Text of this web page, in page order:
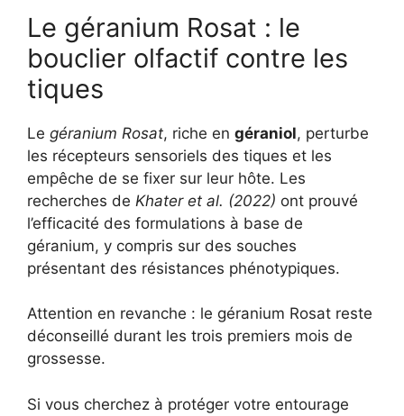
Le géranium Rosat : le
bouclier olfactif contre les
tiques
Le géranium Rosat, riche en géraniol, perturbe
les récepteurs sensoriels des tiques et les
empêche de se fixer sur leur hôte. Les
recherches de Khater et al. (2022) ont prouvé
l’efficacité des formulations à base de
géranium, y compris sur des souches
présentant des résistances phénotypiques.
Attention en revanche : le géranium Rosat reste
déconseillé durant les trois premiers mois de
grossesse.
Si vous cherchez à protéger votre entourage